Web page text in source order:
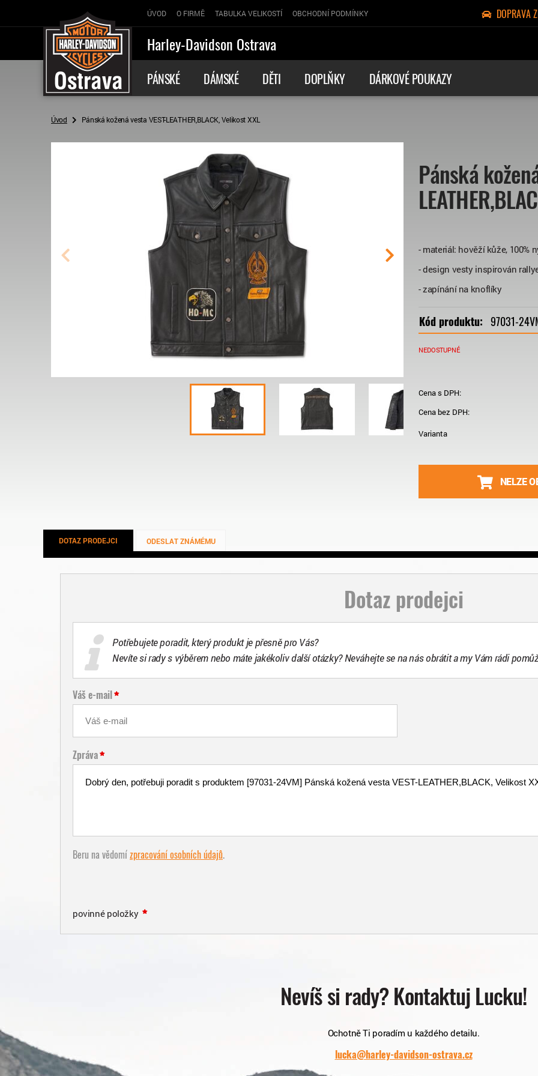
ÚVOD O FIRMĚ TABULKA VELIKOSTÍ OBCHODNÍ PODMÍNKY DOPRAVA
Harley-Davidson Ostrava
PÁNSKÉ DÁMSKÉ DĚTI DOPLŇKY DÁRKOVÉ POUKAZY
Úvod Pánská kožená vesta VEST-LEATHER,BLACK, Velikost XXL
Pánská
- materiál: hověží kůže, 100%
- design vesty inspirován
- zapínání na knoflíky
Kód produktu: 97031-
NEDOSTUPNÉ
Cena s DPH:
Cena bez DPH:
Varianta
NELZE
DOTAZ PRODEJCI ODESLAT ZNÁMÉMU
Dotaz prodejci
Potřebujete poradit, který produkt je přesně pro Vás?
Nevíte si rady s výběrem nebo máte jakékoliv další otázky? Neváhejte se na nás obrátit a my Vám rádi
Váš e-mail
Zpráva
Beru na vědomízpracování osobních údajů.
povinné položky
Nevíš si rady? Kontaktuj Lucku!
Ochotně Ti poradím u každého detailu.
lucka@harley-davidson-ostrava.cz